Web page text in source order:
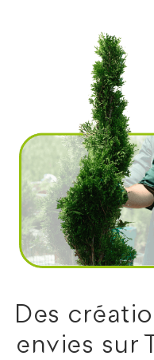
Des
envies sur
Service(s)
Maintien à domicile
Aide ménagère
Garde d'enfants
Jardinage
Petits travaux de
Autres services
Informations